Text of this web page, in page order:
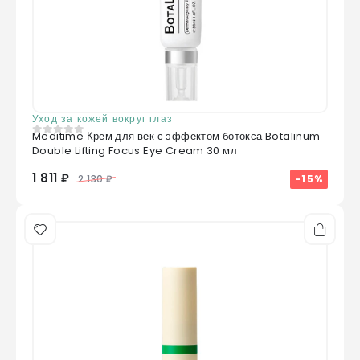
Hydroxypropyl Methylcellulose, Citric Acid,
Calcium Carbonate, Ascorbic Acid, Acetyl
Glucosamine, Glutathione, Collagen Extract
Уход за кожей вокруг глаз
0из 5
Meditime Крем для век с эффектом ботокса Botalinum
Double Lifting Focus Eye Cream 30 мл
1 811 ₽ 2 130 ₽ -15%